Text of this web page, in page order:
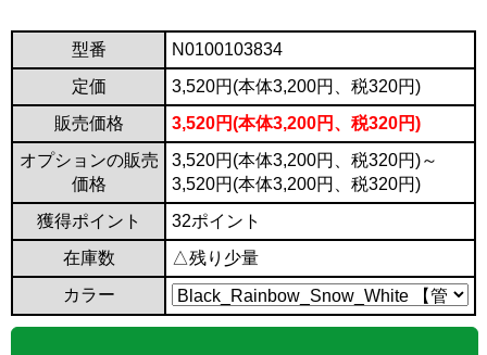
型番
N0100103834
定価
3,520円(本体3,200円、税320円)
販売価格
3,520円(本体3,200円、税320円)
オプションの販売
価格
3,520円(本体3,200円、税320円)～
3,520円(本体3,200円、税320円)
獲得ポイント
32ポイント
在庫数
△残り少量
カラー